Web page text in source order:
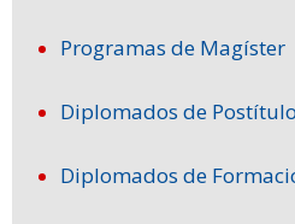
Programas de Magíster
Diplomados de Postítulo
Diplomados de